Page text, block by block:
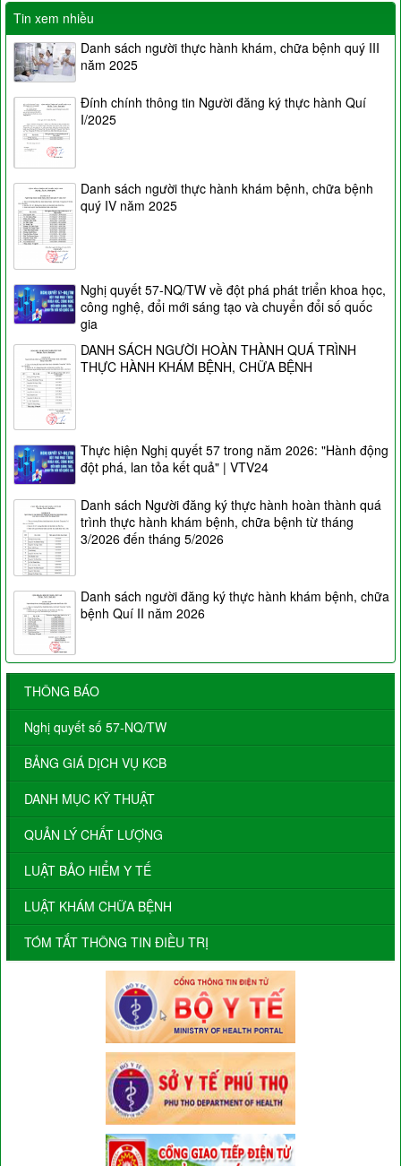
Tin xem nhiều
Danh sách người thực hành khám, chữa bệnh quý III
năm 2025
Đính chính thông tin Người đăng ký thực hành Quí
I/2025
Danh sách người thực hành khám bệnh, chữa bệnh
quý IV năm 2025
Nghị quyết 57-NQ/TW về đột phá phát triển khoa học,
công nghệ, đổi mới sáng tạo và chuyển đổi số quốc
gia
DANH SÁCH NGƯỜI HOÀN THÀNH QUÁ TRÌNH
THỰC HÀNH KHÁM BỆNH, CHỮA BỆNH
Thực hiện Nghị quyết 57 trong năm 2026: "Hành động
đột phá, lan tỏa kết quả" | VTV24
Danh sách Người đăng ký thực hành hoàn thành quá
trình thực hành khám bệnh, chữa bệnh từ tháng
3/2026 đến tháng 5/2026
Danh sách người đăng ký thực hành khám bệnh, chữa
bệnh Quí II năm 2026
THÔNG BÁO
Nghị quyết số 57-NQ/TW
BẢNG GIÁ DỊCH VỤ KCB
DANH MỤC KỸ THUẬT
QUẢN LÝ CHẤT LƯỢNG
LUẬT BẢO HIỂM Y TẾ
LUẬT KHÁM CHỮA BỆNH
TÓM TẮT THÔNG TIN ĐIỀU TRỊ